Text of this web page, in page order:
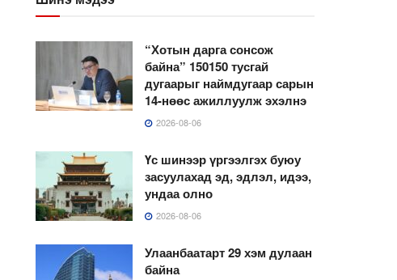
“Хотын дарга сонсож
байна” 150150 тусгай
дугаарыг наймдугаар сарын
14-нөөс ажиллуулж эхэлнэ
2026-08-06
Үс шинээр үргээлгэх буюу
засуулахад эд, эдлэл, идээ,
ундаа олно
2026-08-06
Улаанбаатарт 29 хэм дулаан
байна